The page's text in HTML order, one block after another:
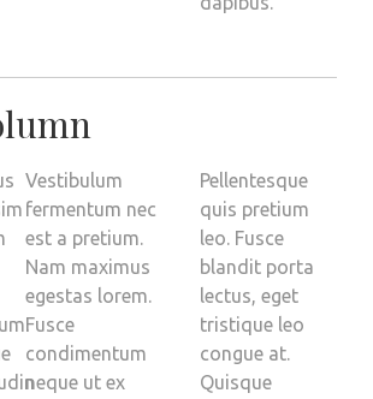
Vestibulum
fermentum nec
est a pretium.
Nam maximus
egestas lorem.
Fusce
condimentum
neque ut ex
Pellentesque
quis pretium
leo. Fusce
blandit porta
lectus, eget
tristique leo
congue at.
Quisque